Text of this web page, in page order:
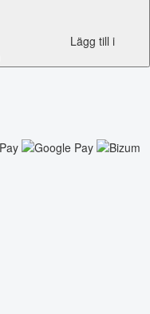
Lägg till i